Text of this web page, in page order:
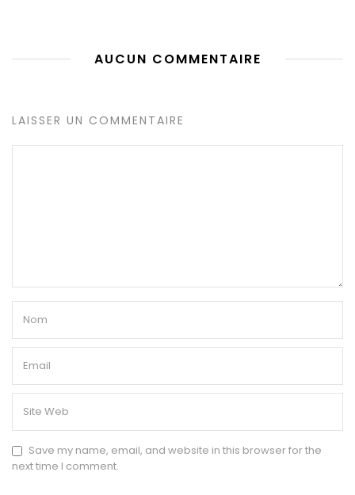
AUCUN COMMENTAIRE
LAISSER UN COMMENTAIRE
Save my name, email, and website in this browser for the
next time I comment.